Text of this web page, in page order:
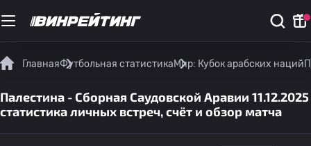
ГлавнаяФутбольная статистикаМир: Кубок арабских наций
Палестина - Сборная Саудовской Аравии 11.12.2025
статистика личных встреч, счёт и обзор матча